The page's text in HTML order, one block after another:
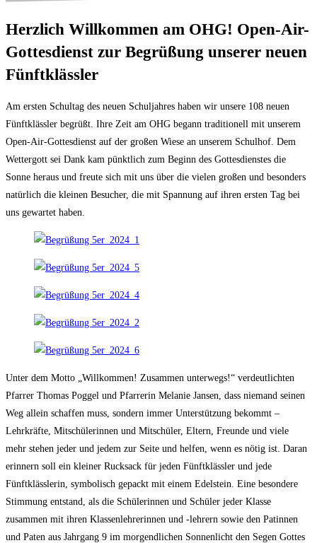
Herzlich Willkommen am OHG! Open-Air-
Gottesdienst zur Begrüßung unserer neuen
Fünftklässler
Am ersten Schultag des neuen Schuljahres haben wir unsere 108 neuen
Fünftklässler begrüßt. Ihre Zeit am OHG begann traditionell mit unserem
Open-Air-Gottesdienst auf der großen Wiese an unserem Schulhof. Dem
Wettergott sei Dank kam pünktlich zum Beginn des Gottesdienstes die
Sonne heraus und freute sich mit uns über die vielen großen und besonders
natürlich die kleinen Besucher, die mit Spannung auf ihren ersten Tag bei
uns gewartet haben.
Unter dem Motto „Willkommen! Zusammen unterwegs!“ verdeutlichten
Pfarrer Thomas Poggel und Pfarrerin Melanie Jansen, dass niemand seinen
Weg allein schaffen muss, sondern immer Unterstützung bekommt –
Lehrkräfte, Mitschülerinnen und Mitschüler, Eltern, Freunde und viele
mehr stehen jeder und jedem zur Seite und helfen, wenn es nötig ist. Daran
erinnern soll ein kleiner Rucksack für jeden Fünftklässler und jede
Fünftklässlerin, symbolisch gepackt mit einem Edelstein. Eine besondere
Stimmung entstand, als die Schülerinnen und Schüler jeder Klasse
zusammen mit ihren Klassenlehrerinnen und -lehrern sowie den Patinnen
und Paten aus Jahrgang 9 im morgendlichen Sonnenlicht den Segen Gottes